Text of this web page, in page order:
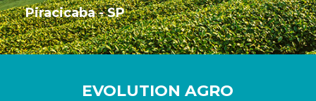
Piracicaba - SP
EVOLUTION AGRO